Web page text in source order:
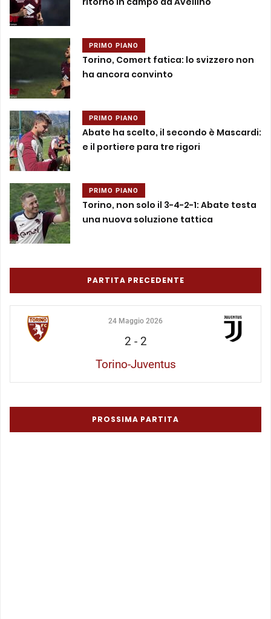
PRIMO PIANO
Torino, Comert fatica: lo svizzero non
ha ancora convinto
PRIMO PIANO
Abate ha scelto, il secondo è Mascardi:
e il portiere para tre rigori
PRIMO PIANO
Torino, non solo il 3-4-2-1: Abate testa
una nuova soluzione tattica
PARTITA PRECEDENTE
24 Maggio 2026
2 - 2
Torino-Juventus
PROSSIMA PARTITA